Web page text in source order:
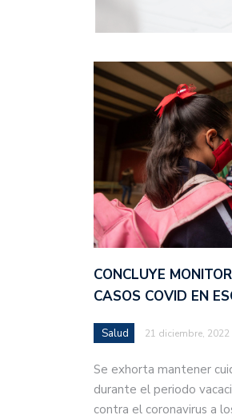
CONCLUYE
CASOS COVID EN
Salud 21 diciembre, 2022
Se exhorta mantener
durante el periodo
contra el coronavirus a